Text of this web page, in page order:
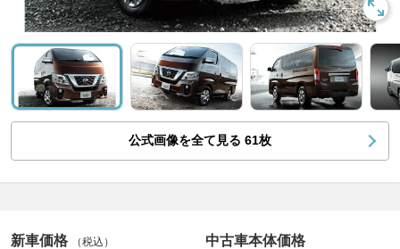
公式画像を全て見る 61枚
新車価格 （税込） 中古車本体価格